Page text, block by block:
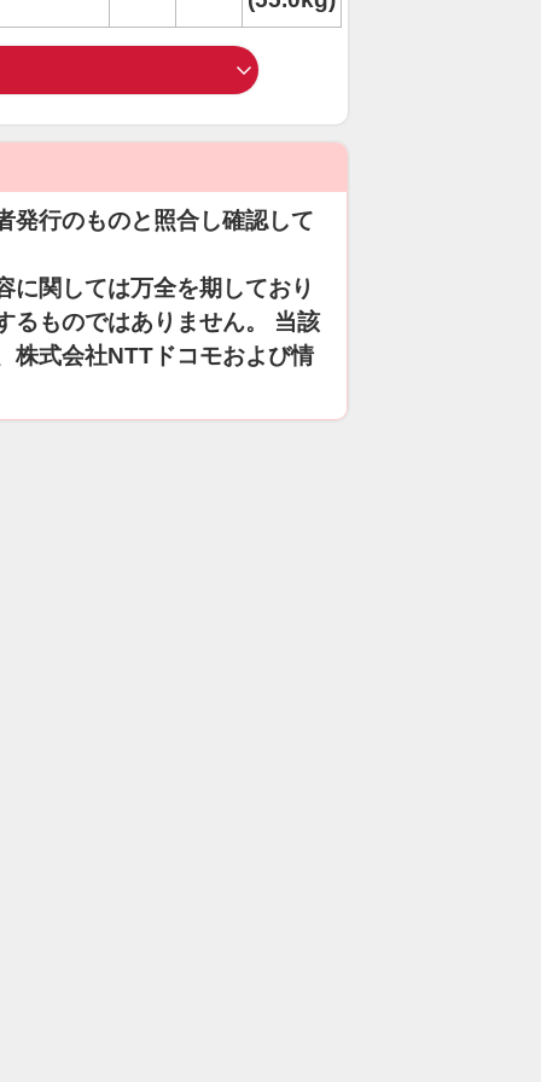
発行のものと照合し確認して
に関しては万全を期しており
るものではありません。 当該
株式会社NTTドコモおよび情